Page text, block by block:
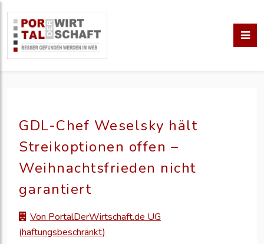
GDL-Chef Weselsky hält
Streikoptionen offen –
Weihnachtsfrieden nicht
garantiert
Von PortalDerWirtschaft.de UG
(haftungsbeschränkt)